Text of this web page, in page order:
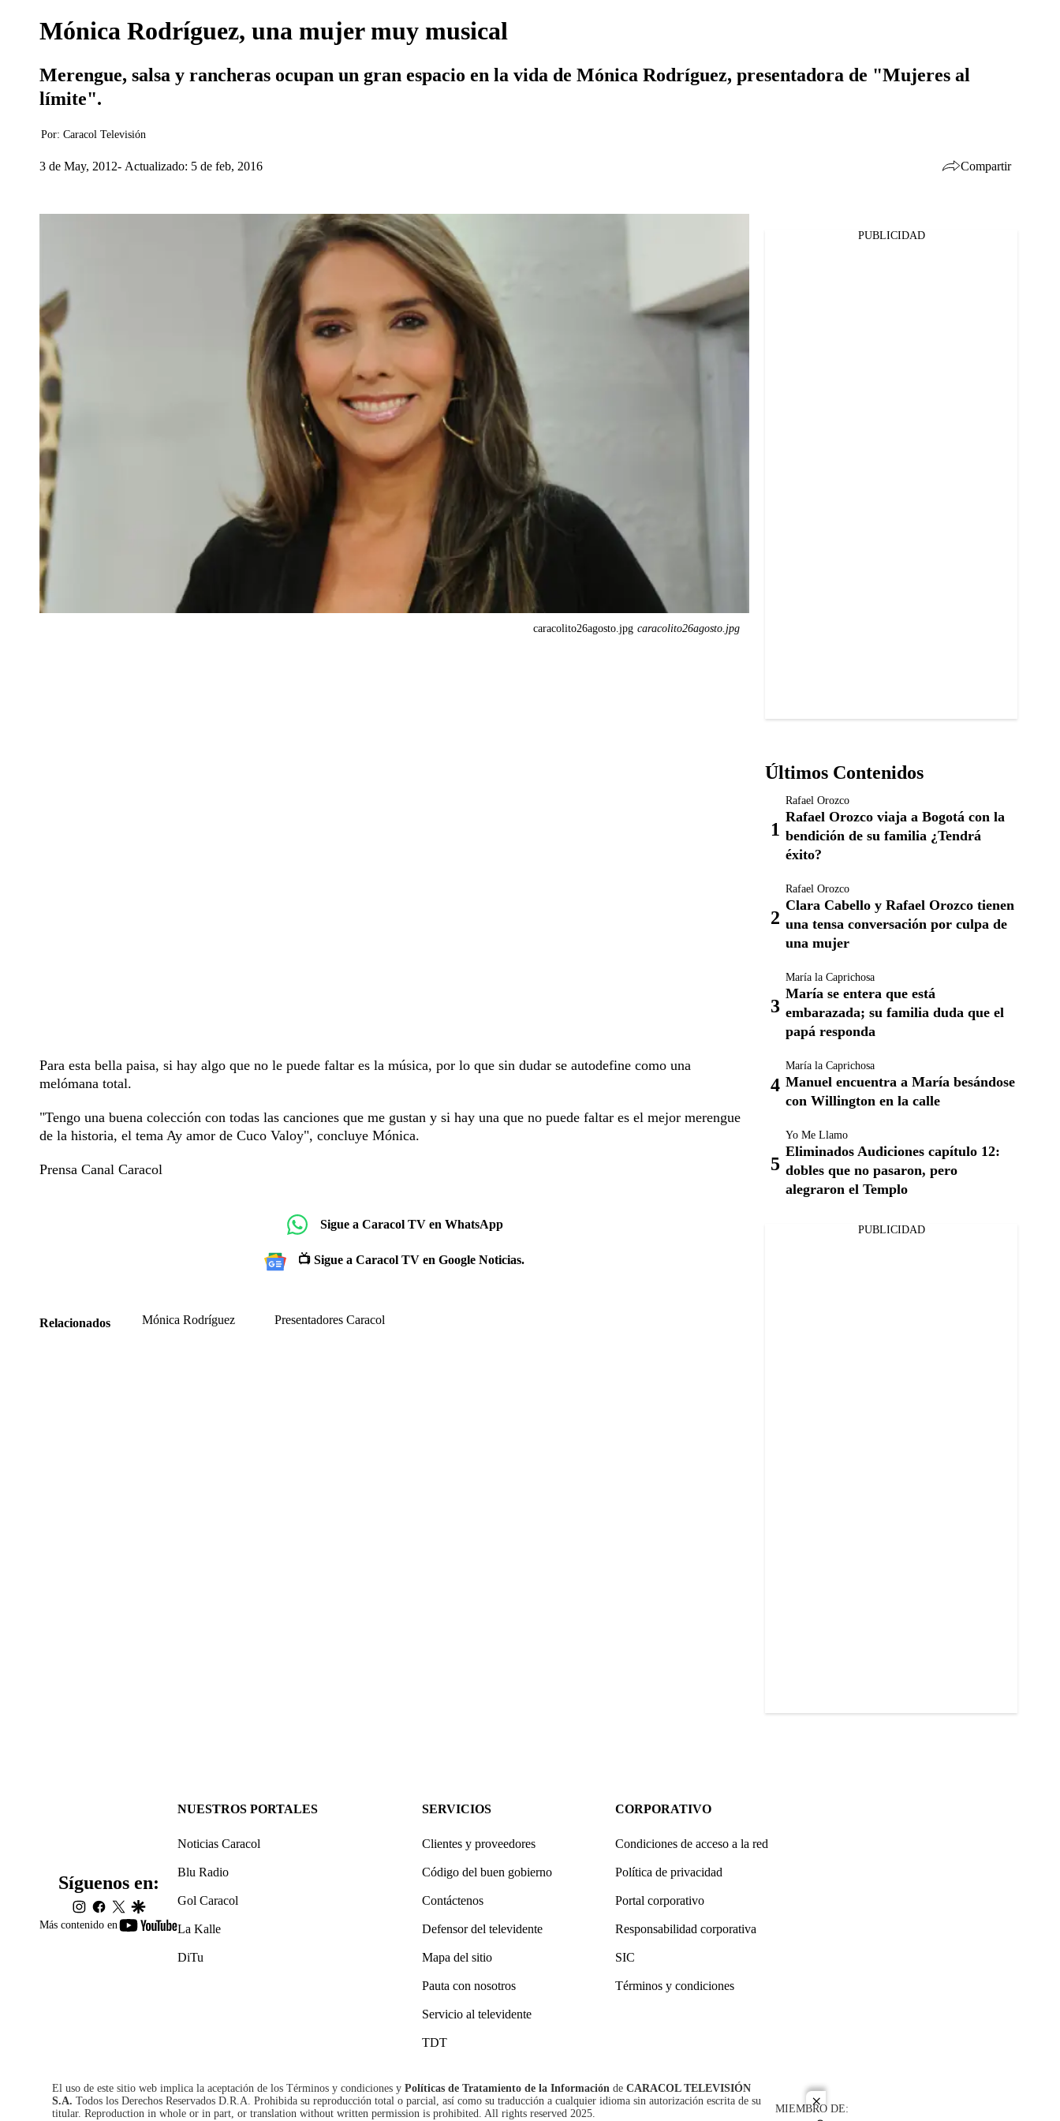
close
Mónica Rodríguez, una mujer muy musical
Merengue, salsa y rancheras ocupan un gran espacio en la vida de Mónica Rodríguez, presentadora de "Mujeres al
límite".
Por: Caracol Televisión
3 de May, 2012 Actualizado: 5 de feb, 2016 Compartir
Twitter
caracolito26agosto.jpg caracolito26agosto.jpg
Para esta bella paisa, si hay algo que no le puede faltar es la música, por lo que sin dudar se autodefine como una
melómana total.
"Tengo una buena colección con todas las canciones que me gustan y si hay una que no puede faltar es el mejor merengue
de la historia, el tema Ay amor de Cuco Valoy", concluye Mónica.
Prensa Canal Caracol
Sigue a Caracol TV en WhatsApp
📺 Sigue a Caracol TV en Google Noticias.
Relacionados Mónica Rodríguez Presentadores Caracol
PUBLICIDAD
Últimos Contenidos
Rafael Orozco
Rafael Orozco viaja a Bogotá con la
bendición de su familia ¿Tendrá
éxito?
Rafael Orozco
Clara Cabello y Rafael Orozco tienen
una tensa conversación por culpa de
una mujer
María la Caprichosa
María se entera que está
embarazada; su familia duda que el
papá responda
María la Caprichosa
Manuel encuentra a María besándose
con Willington en la calle
Yo Me Llamo
Eliminados Audiciones capítulo 12:
dobles que no pasaron, pero
alegraron el Templo
PUBLICIDAD
Más contenido en
youtube-
Síguenos en:
instagram
facebook
twittergoogle
NUESTROS PORTALES
Noticias Caracol
Blu Radio
Gol Caracol
La Kalle
DiTu
SERVICIOS
Clientes y proveedores
Código del buen gobierno
Contáctenos
Defensor del televidente
Mapa del sitio
Pauta con nosotros
Servicio al televidente
TDT
CORPORATIVO
Condiciones de acceso a la red
Política de privacidad
Portal corporativo
Responsabilidad corporativa
SIC
Términos y condiciones
El uso de este sitio web implica la aceptación de los Términos y condiciones y Políticas de Tratamiento de la Información de CARACOL TELEVISIÓN
S.A. Todos los Derechos Reservados D.R.A. Prohibida su reproducción total o parcial, así como su traducción a cualquier idioma sin autorización escrita de su
titular. Reproduction in whole or in part, or translation without written permission is prohibited. All rights reserved 2025.
MIEMBRO DE: